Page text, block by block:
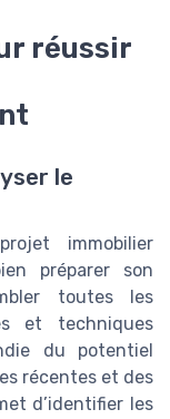
réussir
le
immobilier
préparer son
toutes les
et techniques
du potentiel
récentes et des
d’identifier les